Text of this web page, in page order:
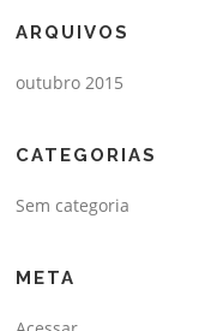
ARQUIVOS
outubro 2015
CATEGORIAS
Sem categoria
META